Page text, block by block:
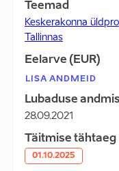
Teemad
Keskerakonna
Tallinnas
Eelarve (EUR)
LISA ANDMEID
Lubaduse
28.09.2021
Täitmise tähtaeg
01.10.2025